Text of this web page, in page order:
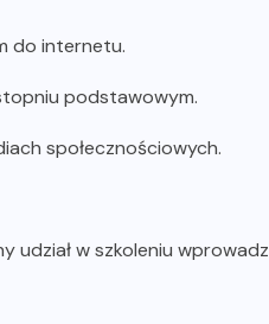
do internetu.
podstawowym.
społecznościowych.
udział w szkoleniu